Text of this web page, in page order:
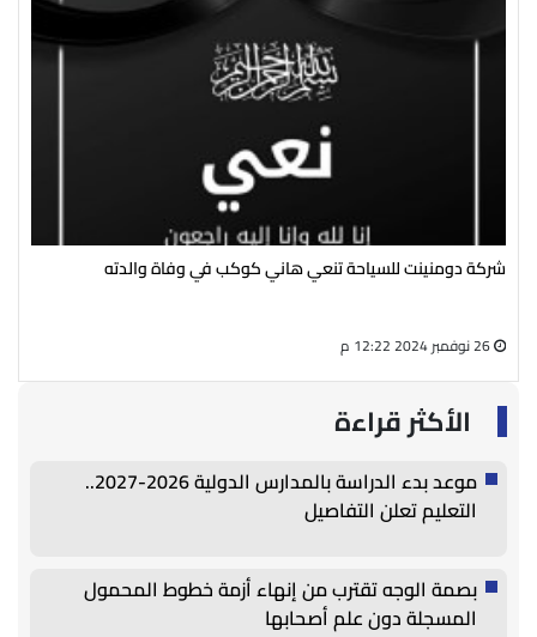
شركة دومنينت للسياحة تنعي هاني كوكب في وفاة والدته
الأكثر قراءة
موعد بدء الدراسة بالمدارس الدولية 2026-2027..
التعليم تعلن التفاصيل
بصمة الوجه تقترب من إنهاء أزمة خطوط المحمول
المسجلة دون علم أصحابها